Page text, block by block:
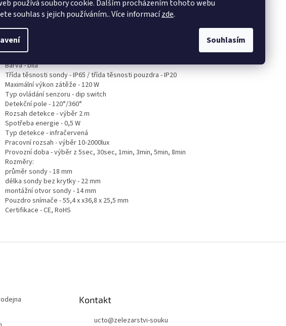
používá soubory cookie. Dalším procházením tohoto webu
souhlas s jejich používáním.. Více informacízde.
Souhlasím
popis produktu
parametry:
Napájecí napětí - 12-24 V
Spolupráce se zdroji LED - ano
Barva - bílá
Třída těsnosti sondy - IP65 / třída těsnosti pouzdra - IP20
Maximální výkon zátěže - 120 W
Typ ovládání senzoru - dip switch
Detekční pole - 120°/360°
Rozsah detekce - výběr 2 m
Spotřeba energie - 0,5 W
Typ detekce - infračervená
Pracovní rozsah - výběr 10-2000lux
Provozní doba - výběr z 5sec, 30sec, 1min, 3min, 5min, 8min
Rozměry:
průměr sondy - 18 mm
délka sondy bez krytky - 22 mm
montážní otvor sondy - 14 mm
Pouzdro snímače - 55,4 x x36,8 x 25,5 mm
Certifikace - CE, RoHS
Kontakt
ucto@zelezarstvi-souku